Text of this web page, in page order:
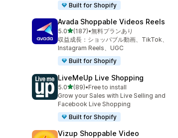
Built for Shopify
Avada Shoppable Videos Reels
5.05つ星中
(187)
合計レビュー数：187件
•無料プランあり
収益成長：ショッパブル動画、TikTok、
Instagram Reels、UGC
Built for Shopify
LiveMeUp Live Shopping
5.05つ星中
(89)
合計レビュー数：89件
•Free to install
Grow your Sales with Live Selling and
Facebook Live Shopping
Built for Shopify
Vizup Shoppable Video